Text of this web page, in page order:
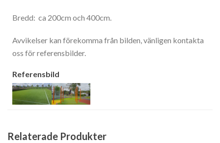
Bredd: ca 200cm och 400cm.
Avvikelser kan förekomma från bilden, vänligen kontakta
oss för referensbilder.
Referensbild
Relaterade Produkter